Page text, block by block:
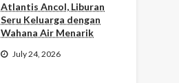
Atlantis Ancol, Liburan
Seru Keluarga dengan
Wahana Air Menarik
July 24, 2026